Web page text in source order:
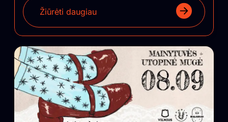
Žiūrėti daugiau